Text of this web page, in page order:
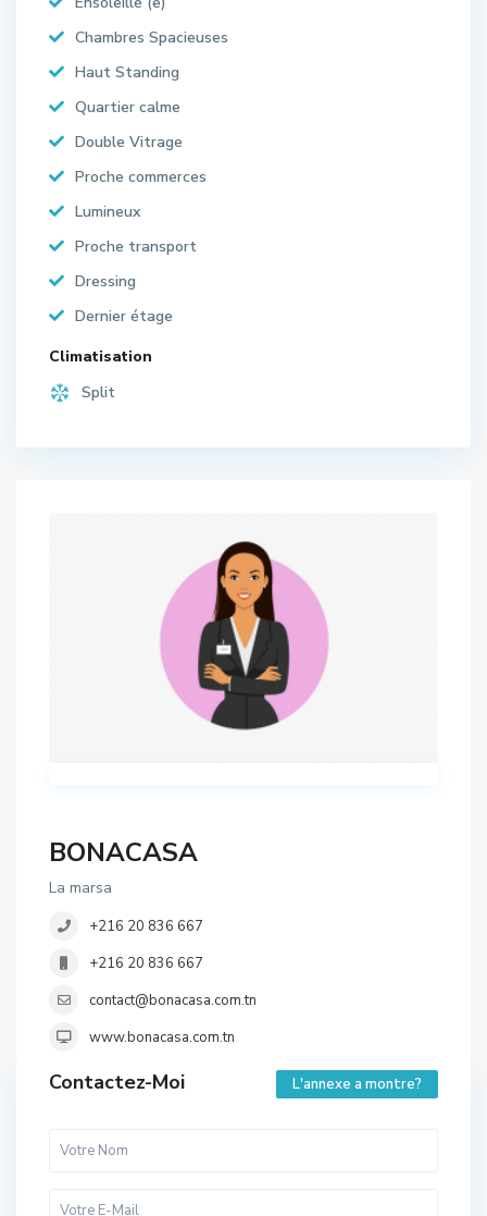
Chambres Spacieuses
Haut Standing
Quartier calme
Double Vitrage
Proche commerces
Lumineux
Proche transport
Dressing
Dernier étage
Climatisation
Split
BONACASA
La marsa
+216 20 836 667
+216 20 836 667
contact@bonacasa.com.tn
www.bonacasa.com.tn
Contactez-Moi L'annexe a montre?